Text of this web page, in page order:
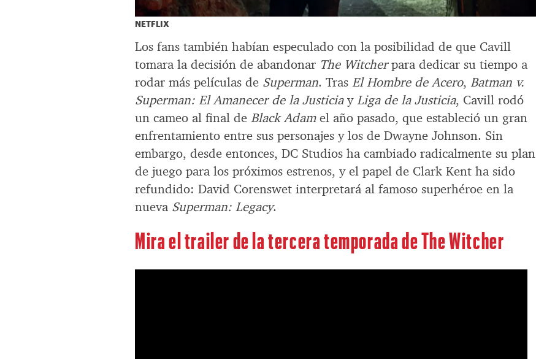
NETFLIX
Los fans también habían especulado con la posibilidad de que Cavill
tomara la decisión de abandonar The Witcherpara dedicar su tiempo a
rodar más películas de Superman. TrasEl Hombre de Acero,Batman v.
Superman: El Amanecer de la JusticiayLiga de la Justicia, Cavill rodó
un cameo al final deBlack Adamel año pasado, que estableció un gran
enfrentamiento entre sus personajes y los de Dwayne Johnson. Sin
embargo, desde entonces, DC Studios ha cambiado radicalmente su plan
de juego para los próximos estrenos, y el papel de Clark Kent ha sido
refundido: David Corenswet interpretará al famoso superhéroe en la
nueva Superman: Legacy.
Mira el trailer de la tercera temporada de The Witcher